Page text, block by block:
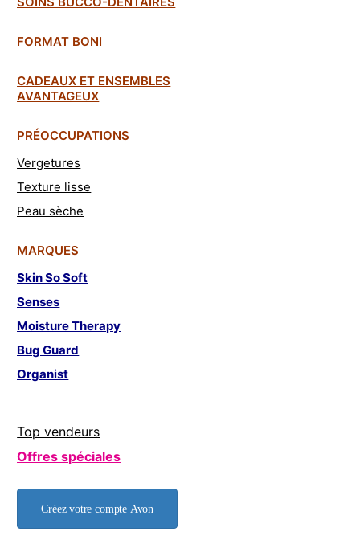
FORMAT BONI
CADEAUX ET ENSEMBLES
AVANTAGEUX
PRÉOCCUPATIONS
Vergetures
Texture lisse
Peau sèche
MARQUES
Skin So Soft
Senses
Moisture Therapy
Bug Guard
Organist
Top vendeurs
Offres spéciales
Créez votre compte Avon